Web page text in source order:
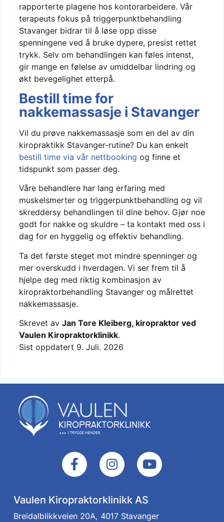
rapporterte plagene hos kontorarbeidere. Vår
terapeuts fokus på triggerpunktbehandling
Stavanger bidrar til å løse opp disse
spenningene ved å bruke dypere, presist rettet
trykk. Selv om behandlingen kan føles intenst,
gir mange en følelse av umiddelbar lindring og
økt bevegelighet etterpå.
Bestill time for
nakkemassasje i Stavanger
Vil du prøve nakkemassasje som en del av din
kiropraktikk Stavanger-rutine? Du kan enkelt
bestill time via vår nettbooking og finne et
tidspunkt som passer deg.
Våre behandlere har lang erfaring med
muskelsmerter og triggerpunktbehandling og vil
skreddersy behandlingen til dine behov. Gjør noe
godt for nakke og skuldre – ta kontakt med oss i
dag for en hyggelig og effektiv behandling.
Ta det første steget mot mindre spenninger og
mer overskudd i hverdagen. Vi ser frem til å
hjelpe deg med riktig kombinasjon av
kiropraktorbehandling Stavanger og målrettet
nakkemassasje.
Skrevet av Jan Tore Kleiberg, kiropraktor ved
Vaulen Kiropraktorklinikk.
Sist oppdatert 9. Juli. 2026
Vaulen Kiropraktorklinikk AS
Breidalblikkveien 20A, 4017 Stavanger